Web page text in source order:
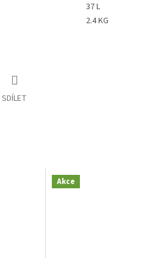
37 L
2.4 KG
SDÍLET
Akce